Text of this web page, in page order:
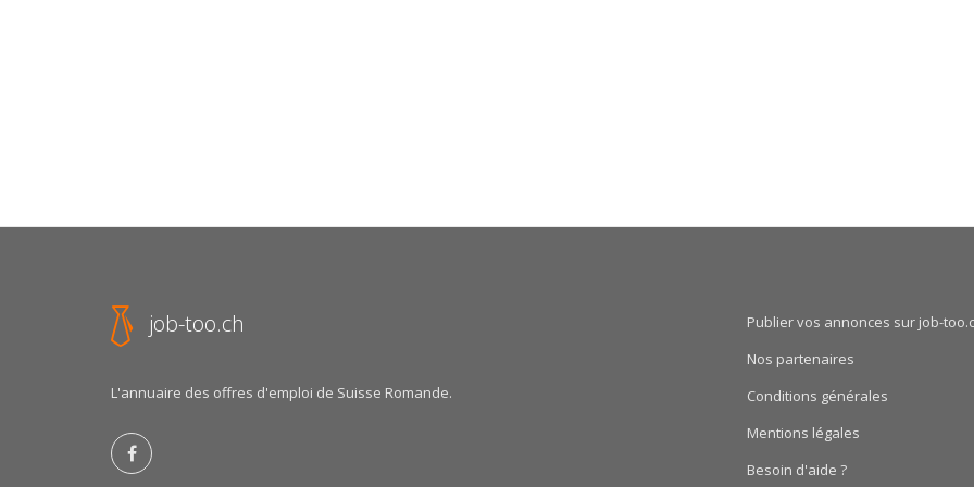
job-too.ch
L'annuaire des offres d'emploi de Suisse Romande.
Publier vos annonces sur job-
Nos partenaires
Conditions générales
Mentions légales
Besoin d'aide ?